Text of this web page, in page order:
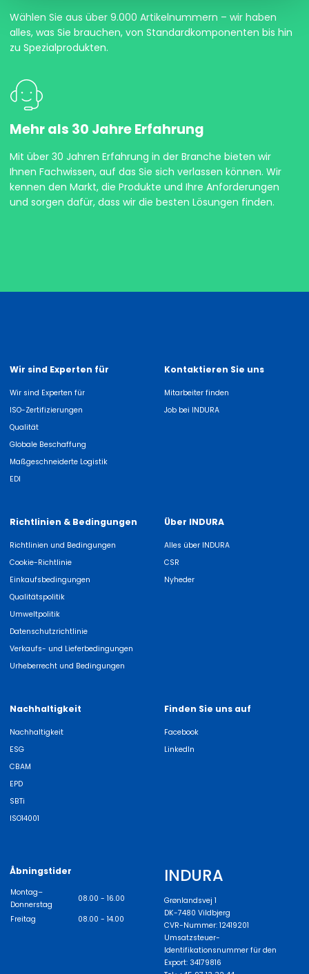
Wählen Sie aus über 9.000 Artikelnummern – wir haben
alles, was Sie brauchen, von Standardkomponenten bis hin
zu Spezialprodukten.
Mehr als 30 Jahre Erfahrung
Mit über 30 Jahren Erfahrung in der Branche bieten wir
Ihnen Fachwissen, auf das Sie sich verlassen können. Wir
kennen den Markt, die Produkte und Ihre Anforderungen
und sorgen dafür, dass wir die besten Lösungen finden.
Wir sind Experten für
Wir sind Experten für
ISO-Zertifizierungen
Qualität
Globale Beschaffung
Maßgeschneiderte Logistik
EDI
Kontaktieren Sie uns
Mitarbeiter finden
Job bei INDURA
Richtlinien & Bedingungen
Richtlinien und Bedingungen
Cookie-Richtlinie
Einkaufsbedingungen
Qualitätspolitik
Umweltpolitik
Datenschutzrichtlinie
Verkaufs- und Lieferbedingungen
Urheberrecht und Bedingungen
Über INDURA
Alles über INDURA
CSR
Nyheder
Nachhaltigkeit
Nachhaltigkeit
ESG
CBAM
EPD
SBTi
ISO14001
Finden Sie uns auf
Facebook
LinkedIn
Åbningstider
Montag–
Donnerstag
08.00 - 16.00
Freitag
08.00 - 14.00
INDURA
Grønlandsvej 1
DK-7480 Vildbjerg
CVR-Nummer: 12419201
Umsatzsteuer-
Identifikationsnummer für den
Export: 34179816